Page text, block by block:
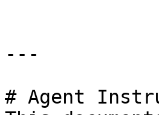
---
# Agent